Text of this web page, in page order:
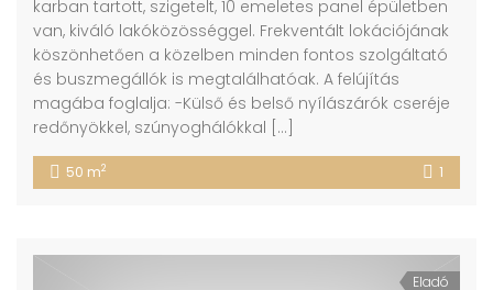
karban tartott, szigetelt, 10 emeletes panel épületben
van, kiváló lakóközösséggel. Frekventált lokációjának
köszönhetően a közelben minden fontos szolgáltató
és buszmegállók is megtalálhatóak. A felújítás
magába foglalja: -Külső és belső nyílászárók cseréje
redőnyökkel, szúnyoghálókkal […]
50 m2 1
Eladó